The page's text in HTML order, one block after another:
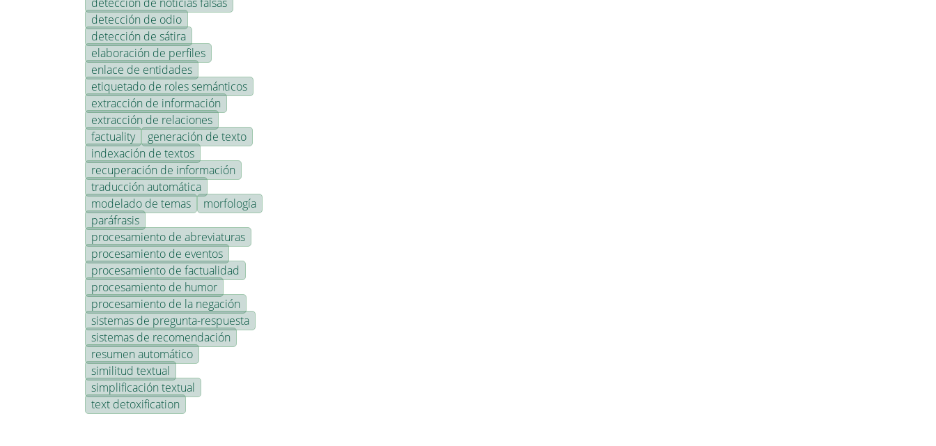
detección de odio
detección de sátira
elaboración de perfiles
enlace de entidades
etiquetado de roles semánticos
extracción de información
extracción de relaciones
factuality
generación de texto
indexación de textos
recuperación de información
traducción automática
modelado de temas
morfología
paráfrasis
procesamiento de abreviaturas
procesamiento de eventos
procesamiento de factualidad
procesamiento de humor
procesamiento de la negación
sistemas de pregunta-respuesta
sistemas de recomendación
resumen automático
similitud textual
simplificación textual
text detoxification